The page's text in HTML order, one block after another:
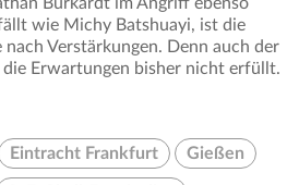
wie Michy Batshuayi, ist die
Verstärkungen. Denn auch der
die Erwartungen bisher nicht erfüllt.
Eintracht Frankfurt Gießen